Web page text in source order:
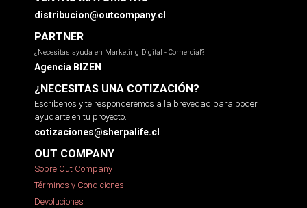
distribucion@outcompany.cl
PARTNER
¿Necesitas ayuda en Marketing Digital - Comercial?
Agencia BIZEN
¿NECESITAS UNA COTIZACIÓN?
Escríbenos y te responderemos a la brevedad para poder
ayudarte en tu proyecto.
cotizaciones@sherpalife.cl
OUT COMPANY
Sobre Out Company
Términos y Condiciones
Devoluciones